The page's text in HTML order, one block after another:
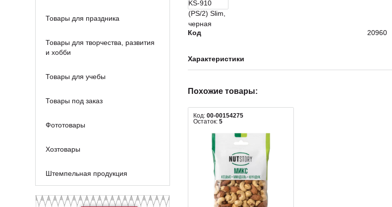
Товары для праздника
Товары для творчества, развития
и хобби
Товары для учебы
Товары под заказ
Фототовары
Хозтовары
Штемпельная продукция
Код 20960
Характеристики
Похожие товары:
Код: 00-00154275
Остаток: 5